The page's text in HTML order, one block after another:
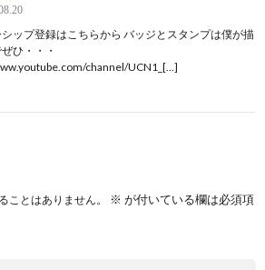
シップ登録はこちらから バッジとスタンプは僕が描
ひ・・・
channel/UCN1_[…]
ことはありません。 ※ が付いている欄は必須項